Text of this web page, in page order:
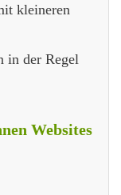
kleineren
in der Regel
Websites